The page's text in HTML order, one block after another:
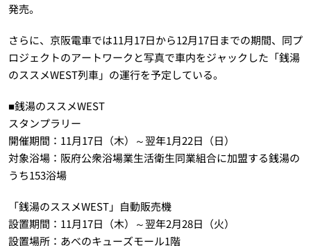
発売。
さらに、京阪電車では11月17日から12月17日までの期間、同プ
ロジェクトのアートワークと写真で車内をジャックした「銭湯
のススメWEST列車」の運行を予定している。
■銭湯のススメWEST
スタンプラリー
開催期間：11月17日（木）～翌年1月22日（日）
対象浴場：阪府公衆浴場業生活衛生同業組合に加盟する銭湯の
うち153浴場
「銭湯のススメWEST」自動販売機
設置期間：11月17日（木）～翌年2月28日（火）
設置場所：あべのキューズモール1階